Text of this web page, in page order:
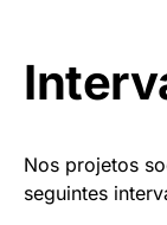
Nos projetos
seguintes